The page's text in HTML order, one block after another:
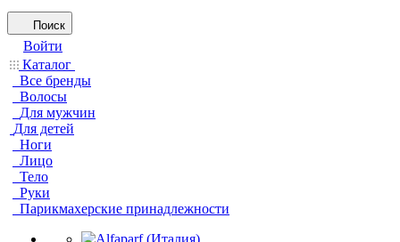
Поиск
Войти
Каталог
Все бренды
Волосы
Для мужчин
Для детей
Ноги
Лицо
Тело
Руки
Парикмахерские принадлежности